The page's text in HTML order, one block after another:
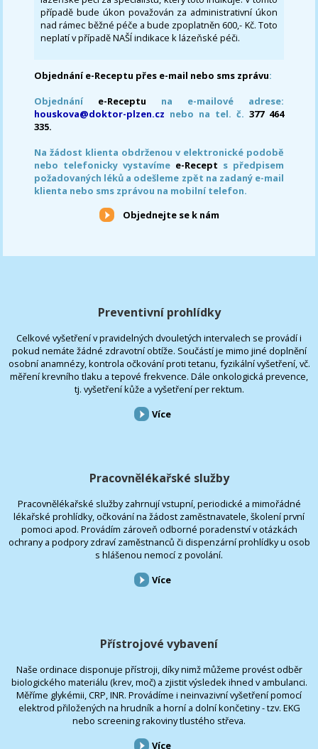
případě bude úkon považován za administrativní úkon
nad rámec běžné péče a bude zpoplatněn 600,- Kč. Toto
neplatí v případě NAŠÍ indikace k lázeňské péči.
Objednání e-Receptu přes e-mail nebo sms zprávu:
Objednání e-Receptu na e-mailové adrese:
houskova@doktor-plzen.cz nebo na tel. č. 377 464
335.
Na žádost klienta obdrženou v elektronické podobě
nebo telefonicky vystavíme e-Recept s předpisem
požadovaných léků a odešleme zpět na zadaný e-mail
klienta nebo sms zprávou na mobilní telefon.
Objednejte se k nám
Preventivní prohlídky
Celkové vyšetření v pravidelných dvouletých intervalech se provádí i
pokud nemáte žádné zdravotní obtíže. Součástí je mimo jiné doplnění
osobní anamnézy, kontrola očkování proti tetanu, fyzikální vyšetření, vč.
měření krevního tlaku a tepové frekvence. Dále onkologická prevence,
tj. vyšetření kůže a vyšetření per rektum.
Více
Pracovnělékařské služby
Pracovnělékařské služby zahrnují vstupní, periodické a mimořádné
lékařské prohlídky, očkování na žádost zaměstnavatele, školení první
pomoci apod. Provádím zároveň odborné poradenství v otázkách
ochrany a podpory zdraví zaměstnanců či dispenzární prohlídky u osob
s hlášenou nemocí z povolání.
Více
Přístrojové vybavení
Naše ordinace disponuje přístroji, díky nimž můžeme provést odběr
biologického materiálu (krev, moč) a zjistit výsledek ihned v ambulanci.
Měříme glykémii, CRP, INR. Provádíme i neinvazivní vyšetření pomocí
elektrod přiložených na hrudník a horní a dolní končetiny - tzv. EKG
nebo screening rakoviny tlustého střeva.
Více